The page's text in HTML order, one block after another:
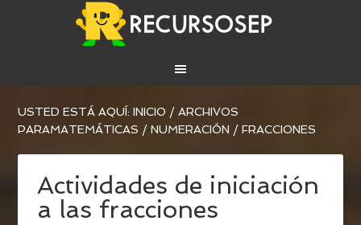
USTED ESTÁ AQUÍ:INICIO / ARCHIVOS
PARAMATEMÁTICAS / NUMERACIÓN / FRACCIONES
Actividades de iniciación
a las fracciones